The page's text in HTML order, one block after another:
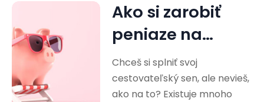
Ako si zarobiť
peniaze na
cestovanie?
Praktické rady
Chceš si splniť svoj
cestovateľský sen, ale nevieš,
ako na to? Existuje mnoho